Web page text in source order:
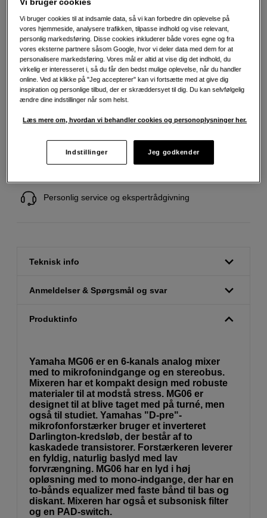
1.095 DKK
Antal
Læg i indkøbskurv
Fri fragt ved køb over 500 kr.
Personlig service og ekspertrådgivning
Teknisk info
Anmeldelser & Spørgsmål og svar
Produktinfo
Yamaha MG06 er en 6-kanals analog mixer
med to mikrofonindgange og en stereobus.
Mixeren har et kompakt design med robuste
materialer til at modstå stress. MG06 er
designet til at blive taget med på turné, men
også til studiet. Yamahas "D-pre"-
mikrofonforstærker bruger et inverteret
Darlington-kredsløb, der består af to
kaskadede transistorer. Forstærkeren leverer
en fyldig, naturlig baslyd med lav
forvrængning. MG06 har en lyd i høj
opløsning med to mono-indgange, der har en
to-bånds equalizer med faste bånd til bas og
diskant. Mixeren har også et subsonisk filter
og en PAD-switch.
Vi bruger cookies
Vi bruger cookies til at indsamle data, så vi kan forbedre din oplevelse på
vores hjemmeside, analysere trafikken, tilpasse indhold og vise relevant,
personlig markedsføring. Disse cookies inkluderer både vores egne og fra
vores eksterne partnere såsom Google, hvor vi deler data med dem for at
personalisere markedsføring. Vores mål er altid at vise dig det indhold, du
virkelig er interesseret i, så du får den bedst mulige oplevelse, når du handler
online. Ved at klikke på "Jeg accepterer" kan vi fortsætte med at give dig
inspiration og personlige tilbud, der er skræddersyet til dig. Du kan selvfølgelig
ændre dine indstillinger når som helst.
Læs mere om, hvordan vi behandler cookies og personoplysninger her.
Indstillinger Jeg godkender